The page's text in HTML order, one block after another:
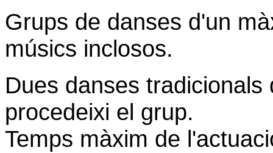
Grups de danses d'un
músics inclosos.
Dues danses
procedeixi el grup.
Temps màxim de